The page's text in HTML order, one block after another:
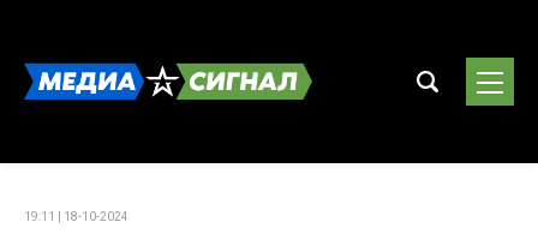
19:11 | 18-10-2024